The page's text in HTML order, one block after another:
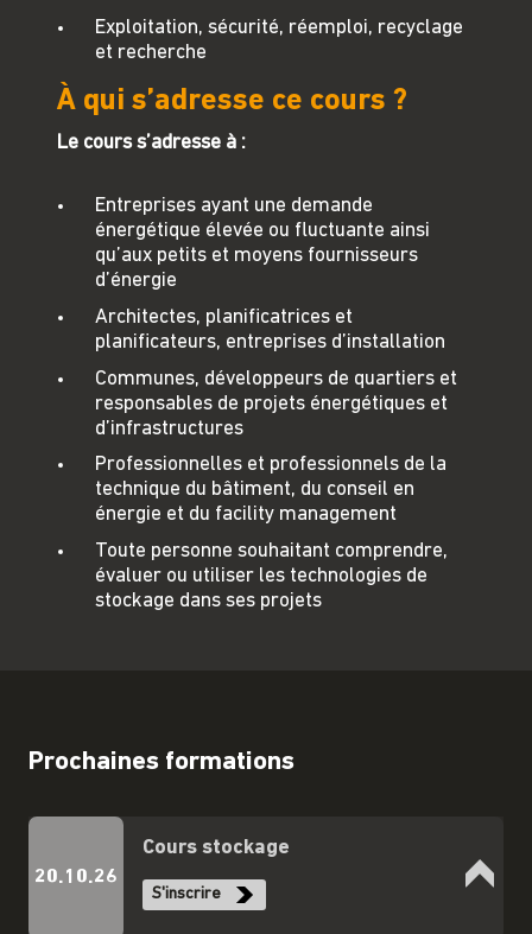
Exploitation, sécurité, réemploi, recyclage
et recherche
À qui s’adresse ce cours ?
Le cours s’adresse à :
Entreprises ayant une demande
énergétique élevée ou fluctuante ainsi
qu’aux petits et moyens fournisseurs
d’énergie
Architectes, planificatrices et
planificateurs, entreprises d’installation
Communes, développeurs de quartiers et
responsables de projets énergétiques et
d’infrastructures
Professionnelles et professionnels de la
technique du bâtiment, du conseil en
énergie et du facility management
Toute personne souhaitant comprendre,
évaluer ou utiliser les technologies de
stockage dans ses projets
Prochaines formations
20.10.26
Cours stockage
S'inscrire